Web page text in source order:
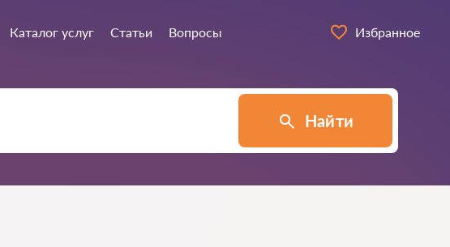
Каталог услуг Статьи Вопросы Избранное
Найти